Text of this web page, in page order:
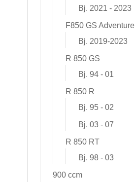
Bj. 2021 - 2023
F850 GS Adventure
Bj. 2019-2023
R 850 GS
Bj. 94 - 01
R 850 R
Bj. 95 - 02
Bj. 03 - 07
R 850 RT
Bj. 98 - 03
900 ccm